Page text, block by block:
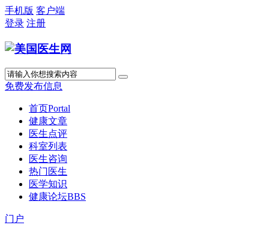
手机版 客户端
登录 注册
免费发布信息
首页Portal
健康文章
医生点评
科室列表
医生咨询
热门医生
医学知识
健康论坛BBS
门户